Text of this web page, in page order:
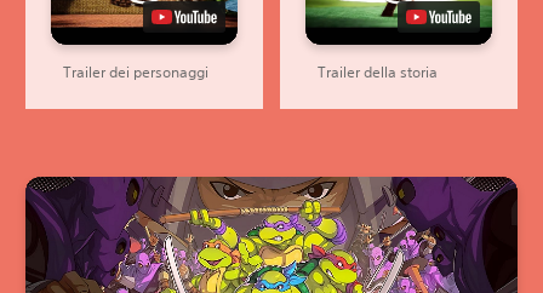
Trailer dei personaggi Trailer della storia